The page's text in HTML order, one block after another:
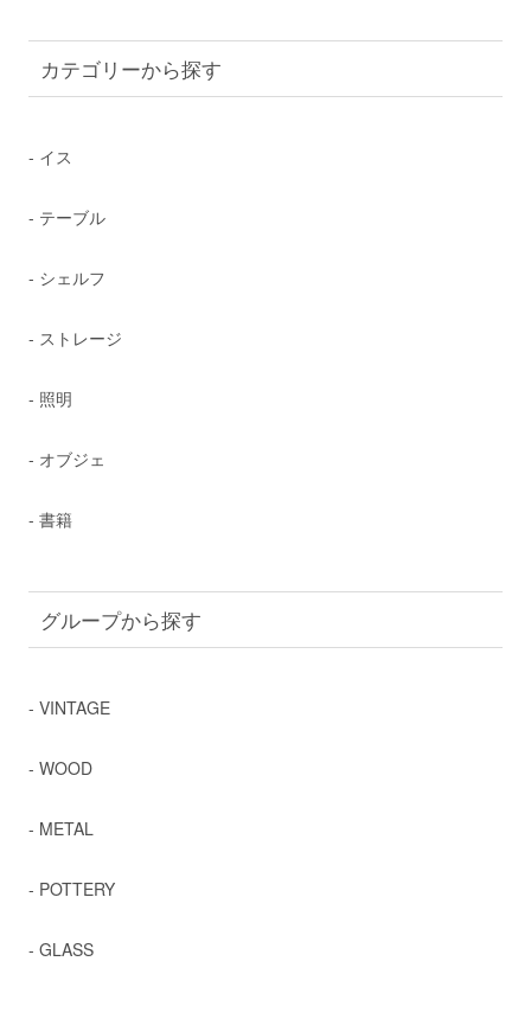
カテゴリーから探す
- イス
- テーブル
- シェルフ
- ストレージ
- 照明
- オブジェ
- 書籍
グループから探す
- VINTAGE
- WOOD
- METAL
- POTTERY
- GLASS